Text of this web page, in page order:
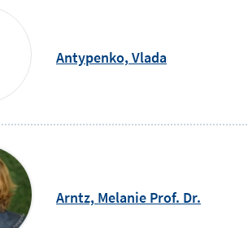
Antypenko, Vlada
Arntz, Melanie Prof. Dr.